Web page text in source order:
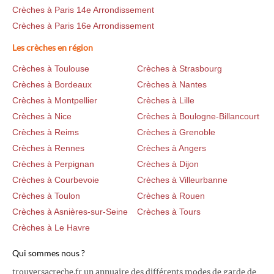
Crèches à Paris 14e Arrondissement
Crèches à Paris 16e Arrondissement
Les crèches en région
Crèches à Toulouse
Crèches à Strasbourg
Crèches à Bordeaux
Crèches à Nantes
Crèches à Montpellier
Crèches à Lille
Crèches à Nice
Crèches à Boulogne-Billancourt
Crèches à Reims
Crèches à Grenoble
Crèches à Rennes
Crèches à Angers
Crèches à Perpignan
Crèches à Dijon
Crèches à Courbevoie
Crèches à Villeurbanne
Crèches à Toulon
Crèches à Rouen
Crèches à Asnières-sur-Seine
Crèches à Tours
Crèches à Le Havre
Qui sommes nous ?
trouversacreche.fr un annuaire des différents modes de garde de